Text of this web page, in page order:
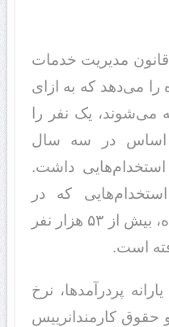
وی گفت: بند (ج) ماده ۲۶ قانون مدیریت خدمات
می‌دهد که به ازای
یک نفر را
اساس در سه سال
داشت.
که در
سال‌های گذشته انجام شده، بیش از ۵۳ هزار نفر
است.
پردرآمدها، نرخ
حقوق کارمندانرییس